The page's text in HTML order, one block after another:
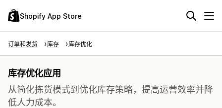
Shopify App Store
订单和发货 库存 库存优化
库存优化应用
从简化拣货模式到优化库存策略，提高运营效率并降
低人力成本。